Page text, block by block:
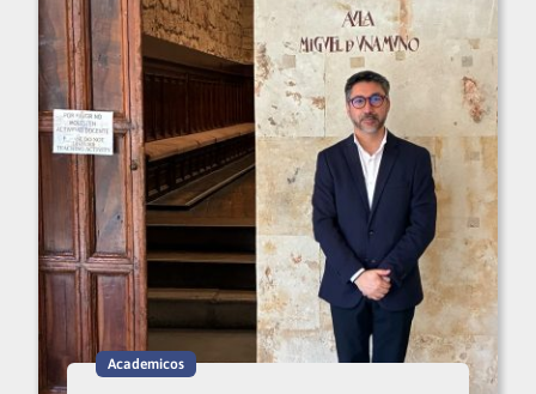
Academicos